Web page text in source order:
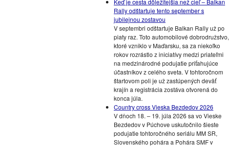
Keď je cesta dôležitejšia než cieľ – Balkan
Rally odštartuje tento september s
jubilejnou zostavou
V septembri odštartuje Balkan Rally už po
piaty raz. Toto automobilové dobrodružstvo,
ktoré vzniklo v Maďarsku, sa za niekoľko
rokov rozrástlo z iniciatívy medzi priateľmi
na medzinárodné podujatie priťahujúce
účastníkov z celého sveta. V tohtoročnom
štartovom poli je už zastúpených deväť
krajín a registrácia zostáva otvorená do
konca júla.
Country cross Vieska Bezdedov 2026
V dňoch 18. – 19. júla 2026 sa vo Vieske
Bezdedov v Púchove uskutočnilo šieste
podujatie tohtoročného seriálu MM SR,
Slovenského pohára a Pohára SMF v